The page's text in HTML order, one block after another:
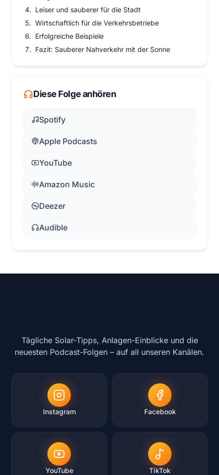
Leiser und sauberer für die Stadt
Wirtschaftlich für die Verkehrsbetriebe
Erfolgreiche Beispiele
Fazit: Sauberer Nahverkehr mit der Sonne
Diese Folge anhören
Spotify
Apple Podcasts
YouTube
Amazon Music
Deezer
Audible
Tägliche Solar-Tipps, Anlagen-Einblicke und die
neuesten Podcast-Folgen – auf all unseren Kanälen.
Instagram Facebook
YouTube TikTok